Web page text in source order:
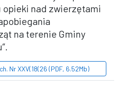
opieki nad zwierzętami
na terenie Gminy
Nr XXV(18(26 (PDF, 6.52Mb)